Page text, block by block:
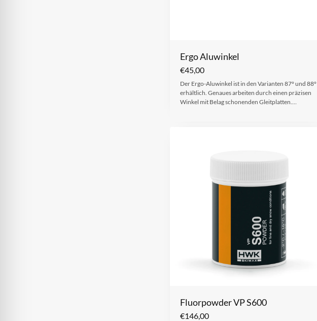
Ergo Aluwinkel
€45,00
Der Ergo-Aluwinkel ist in den Varianten 87° und 88°
erhältlich. Genaues arbeiten durch einen präzisen
Winkel mit Belag schonenden Gleitplatten.…
Fluorpowder VP S600
€146,00